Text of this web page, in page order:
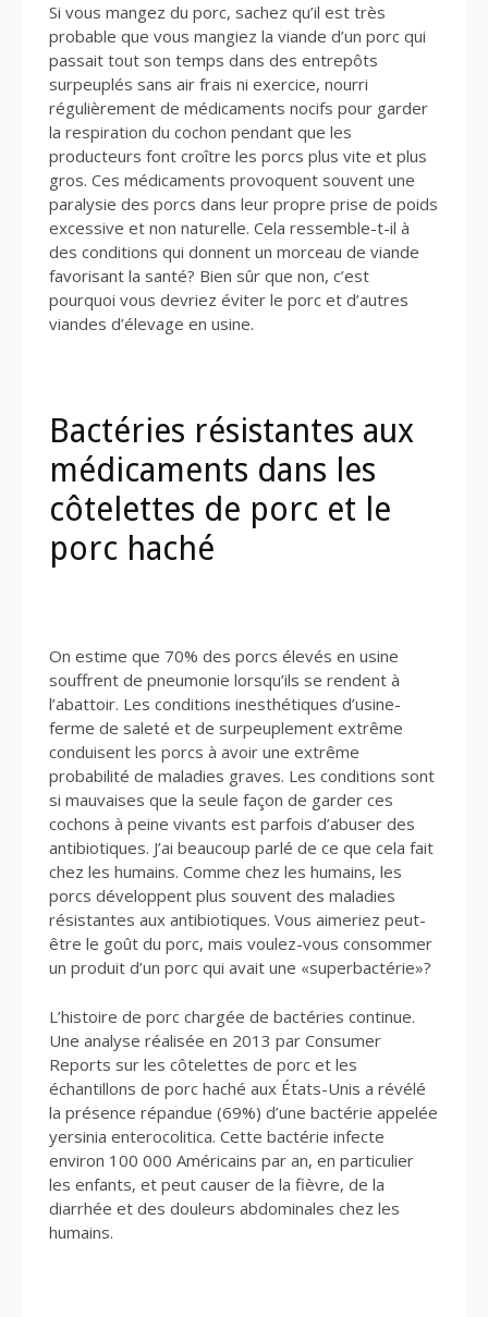
Si vous mangez du porc, sachez qu’il est très
probable que vous mangiez la viande d’un porc qui
passait tout son temps dans des entrepôts
surpeuplés sans air frais ni exercice, nourri
régulièrement de médicaments nocifs pour garder
la respiration du cochon pendant que les
producteurs font croître les porcs plus vite et plus
gros. Ces médicaments provoquent souvent une
paralysie des porcs dans leur propre prise de poids
excessive et non naturelle. Cela ressemble-t-il à
des conditions qui donnent un morceau de viande
favorisant la santé? Bien sûr que non, c’est
pourquoi vous devriez éviter le porc et d’autres
viandes d’élevage en usine.
Bactéries résistantes aux
médicaments dans les
côtelettes de porc et le
porc haché
On estime que 70% des porcs élevés en usine
souffrent de pneumonie lorsqu’ils se rendent à
l’abattoir. Les conditions inesthétiques d’usine-
ferme de saleté et de surpeuplement extrême
conduisent les porcs à avoir une extrême
probabilité de maladies graves. Les conditions sont
si mauvaises que la seule façon de garder ces
cochons à peine vivants est parfois d’abuser des
antibiotiques. J’ai beaucoup parlé de ce que cela fait
chez les humains. Comme chez les humains, les
porcs développent plus souvent des maladies
résistantes aux antibiotiques. Vous aimeriez peut-
être le goût du porc, mais voulez-vous consommer
un produit d’un porc qui avait une «superbactérie»?
L’histoire de porc chargée de bactéries continue.
Une analyse réalisée en 2013 par Consumer
Reports sur les côtelettes de porc et les
échantillons de porc haché aux États-Unis a révélé
la présence répandue (69%) d’une bactérie appelée
yersinia enterocolitica. Cette bactérie infecte
environ 100 000 Américains par an, en particulier
les enfants, et peut causer de la fièvre, de la
diarrhée et des douleurs abdominales chez les
humains.